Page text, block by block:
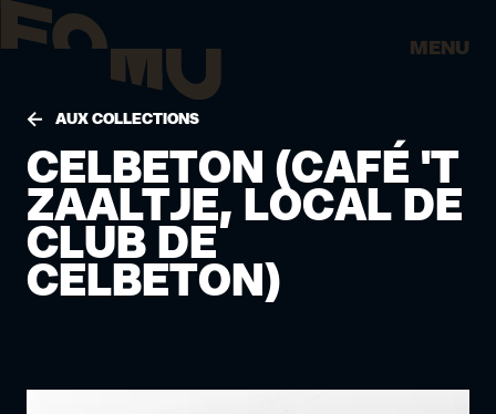
MENU
AUX COLLECTIONS
CELBETON (CAFÉ 'T
ZAALTJE, LOCAL DE
CLUB DE
CELBETON)